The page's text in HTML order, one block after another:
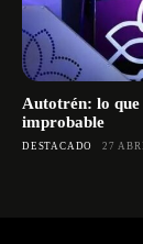
Autotrén: lo que
improbable
DESTACADO 27